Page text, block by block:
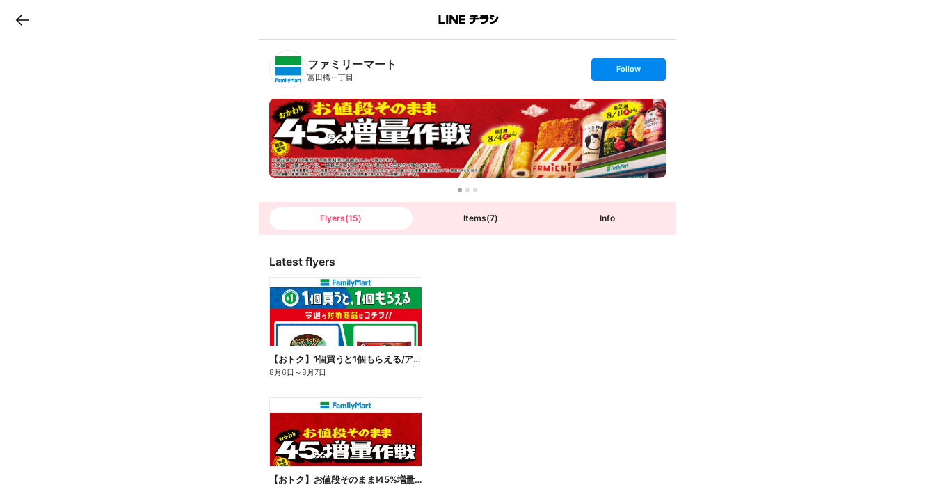
B
n
T
ファミリーマート
富田橋一丁目
s
t
o
l
l
o
w
Follow
Flyers(15) Items(7) Info
Latest flyers
【おトク】1個買うと1個もらえる/アイス
8月6日 ～8月7日
【おトク】お値段そのまま!45%増量作戦!